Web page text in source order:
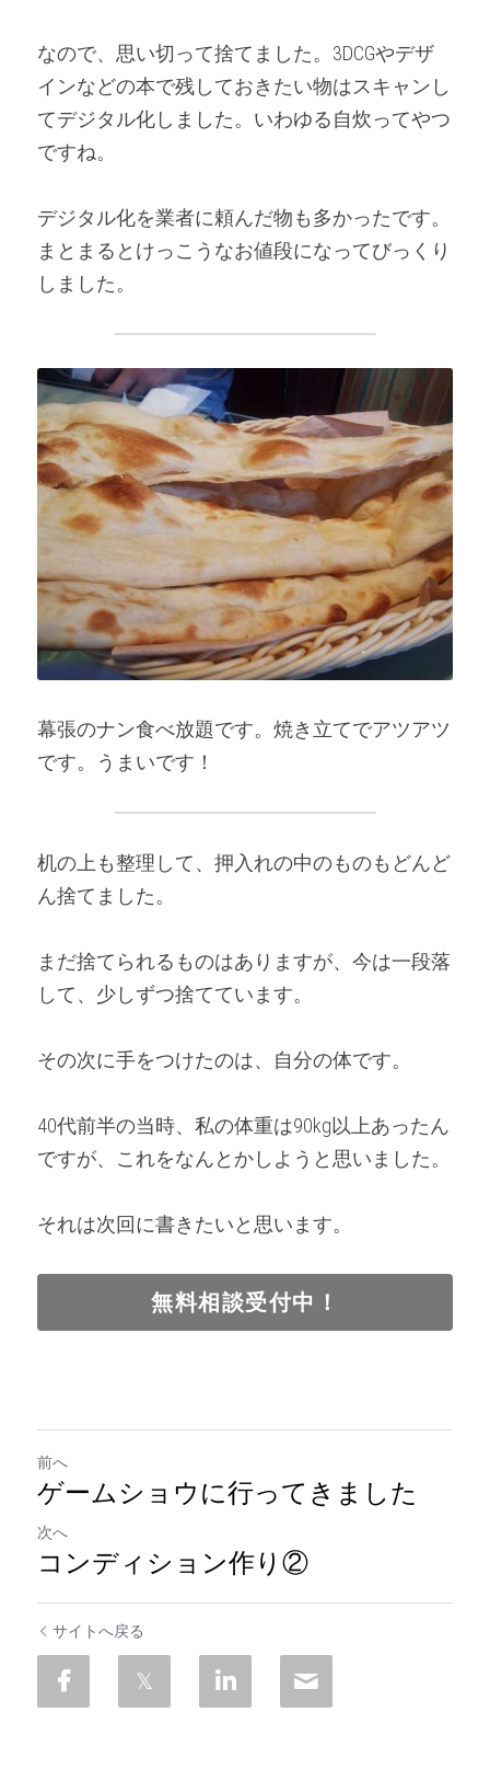
なので、思い切って捨てました。3DCGやデザ
インなどの本で残しておきたい物はスキャンし
てデジタル化しました。いわゆる自炊ってやつ
ですね。
デジタル化を業者に頼んだ物も多かったです。
まとまるとけっこうなお値段になってびっくり
しました。
幕張のナン食べ放題です。焼き立てでアツアツ
です。うまいです！
机の上も整理して、押入れの中のものもどんど
ん捨てました。
まだ捨てられるものはありますが、今は一段落
して、少しずつ捨てています。
その次に手をつけたのは、自分の体です。
40代前半の当時、私の体重は90kg以上あったん
ですが、これをなんとかしようと思いました。
それは次回に書きたいと思います。
無料相談受付中！
前へ
ゲームショウに行ってきました
次へ
コンディション作り②
サイトへ戻る